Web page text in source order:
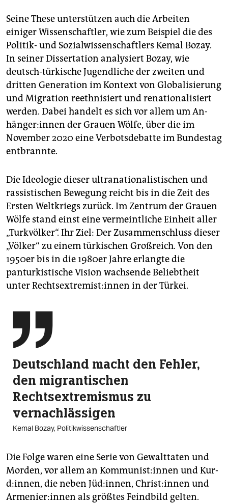
Seine These unterstützen auch die Arbeiten
einiger Wissenschaftler, wie zum Beispiel die des
Politik- und Sozialwissenschaftlers Kemal Bozay.
In seiner Dissertation analysiert Bozay, wie
deutsch-türkische Jugendliche der zweiten und
dritten Generation im Kontext von Globalisierung
und Migration reethnisiert und renationalisiert
werden. Dabei handelt es sich vor allem um An­
hän­ge­r:in­nen der Grauen Wölfe, über die im
November 2020 eine Verbotsdebatte im Bundestag
entbrannte.
Die Ideologie dieser ultranationalistischen und
rassistischen Bewegung reicht bis in die Zeit des
Ersten Weltkriegs zurück. Im Zentrum der Grauen
Wölfe stand einst eine vermeintliche Einheit aller
„Turkvölker“. Ihr Ziel: Der Zusammenschluss dieser
„Völker“ zu einem türkischen Großreich. Von den
1950er bis in die 1980er Jahre erlangte die
panturkistische Vision wachsende Beliebtheit
unter Rechts­ex­tre­mis­t:in­nen in der Türkei.

Deutschland macht den Fehler,
den migrantischen
Rechtsextremismus zu
vernachlässigen
Kemal Bozay, Politikwissenschaftler
Die Folge waren eine Serie von Gewalttaten und
Morden, vor allem an Kom­mu­nis­t:in­nen und Kur­
d:in­nen, die neben Jü­d:in­nen, Chris­t:in­nen und
Ar­me­nie­r:in­nen als größtes Feindbild gelten.